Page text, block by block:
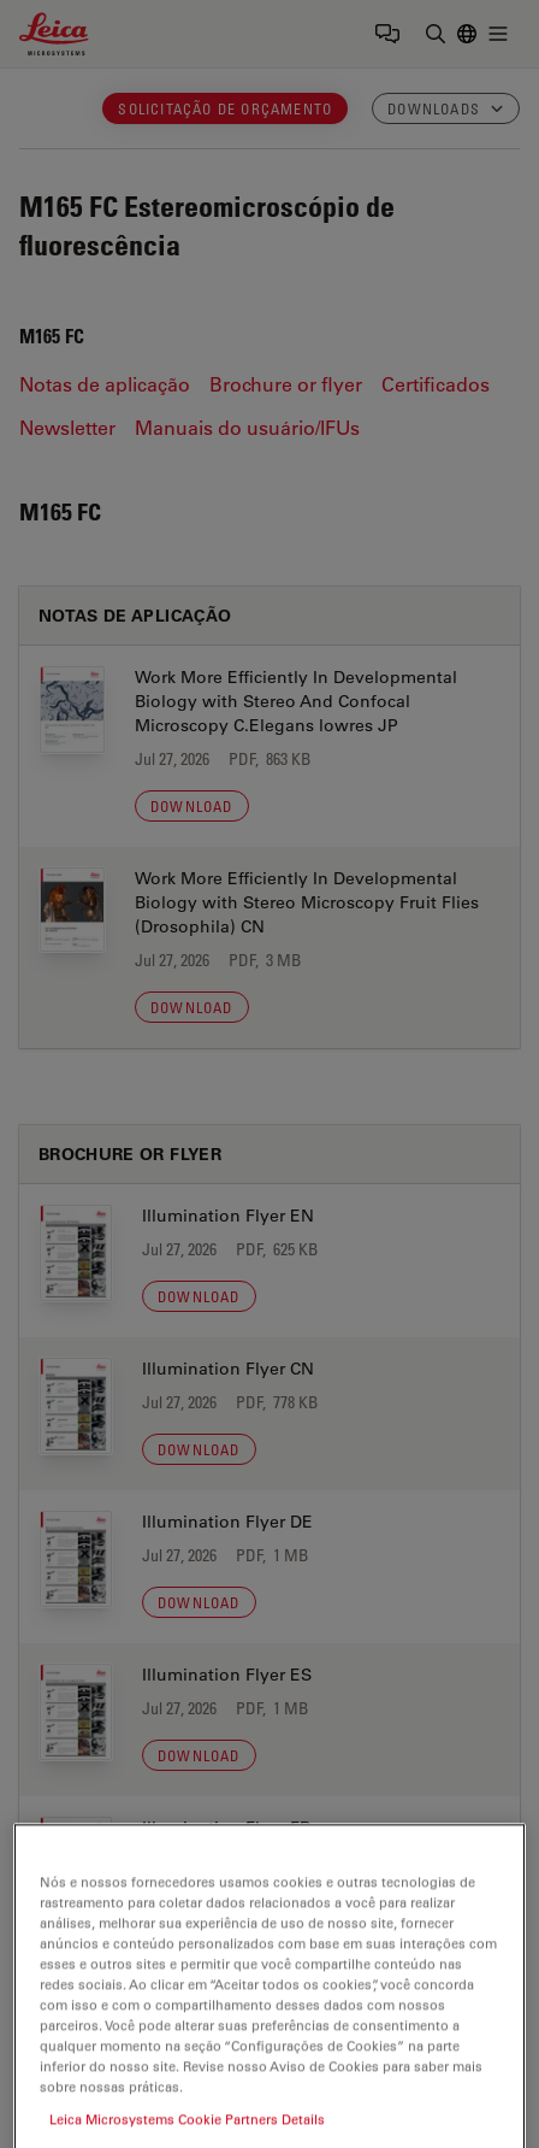
Leica Microsystems Logo
SOLICITAÇÃO DE ORÇAMENTO DOWNLOADS
M165 FC Estereomicroscópio de
fluorescência
M165 FC
Notas de aplicação Brochure or flyer
Certificados
Newsletter
Manuais do usuário/IFUs
M165 FC
NOTAS DE APLICAÇÃO
Work More Efficiently In Developmental
Biology with Stereo And Confocal
Microscopy C.Elegans lowres JP
Jul 27, 2026 PDF, 863 KB
DOWNLOAD
Work More Efficiently In Developmental
Biology with Stereo Microscopy Fruit Flies
(Drosophila) CN
Jul 27, 2026 PDF, 3 MB
DOWNLOAD
BROCHURE OR FLYER
Illumination Flyer EN
Jul 27, 2026 PDF, 625 KB
DOWNLOAD
Illumination Flyer CN
Jul 27, 2026 PDF, 778 KB
DOWNLOAD
Illumination Flyer DE
Jul 27, 2026 PDF, 1 MB
DOWNLOAD
Illumination Flyer ES
Jul 27, 2026 PDF, 1 MB
DOWNLOAD
Illumination Flyer FR
DOWNLOAD
Illumination Flyer IT
Jul 27, 2026 PDF, 1 MB
DOWNLOAD
Nós e nossos fornecedores usamos cookies e outras tecnologias de
rastreamento para coletar dados relacionados a você para realizar
análises, melhorar sua experiência de uso de nosso site, fornecer
anúncios e conteúdo personalizados com base em suas interações com
esses e outros sites e permitir que você compartilhe conteúdo nas
redes sociais. Ao clicar em “Aceitar todos os cookies”, você concorda
com isso e com o compartilhamento desses dados com nossos
parceiros. Você pode alterar suas preferências de consentimento a
qualquer momento na seção “Configurações de Cookies” na parte
inferior do nosso site. Revise nosso Aviso de Cookies para saber mais
sobre nossas práticas.
Leica Microsystems Cookie Partners Details